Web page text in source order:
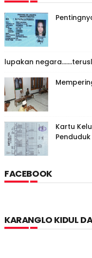
lupakan
Kartu
Penduduk
FACEBOOK
KARANGLO KIDUL